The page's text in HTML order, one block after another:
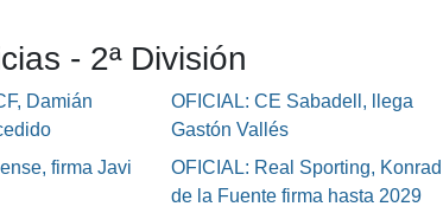
- 2ª División
Damián
OFICIAL: CE Sabadell, llega
Gastón Vallés
firma Javi
OFICIAL: Real Sporting, Konrad
de la Fuente firma hasta 2029